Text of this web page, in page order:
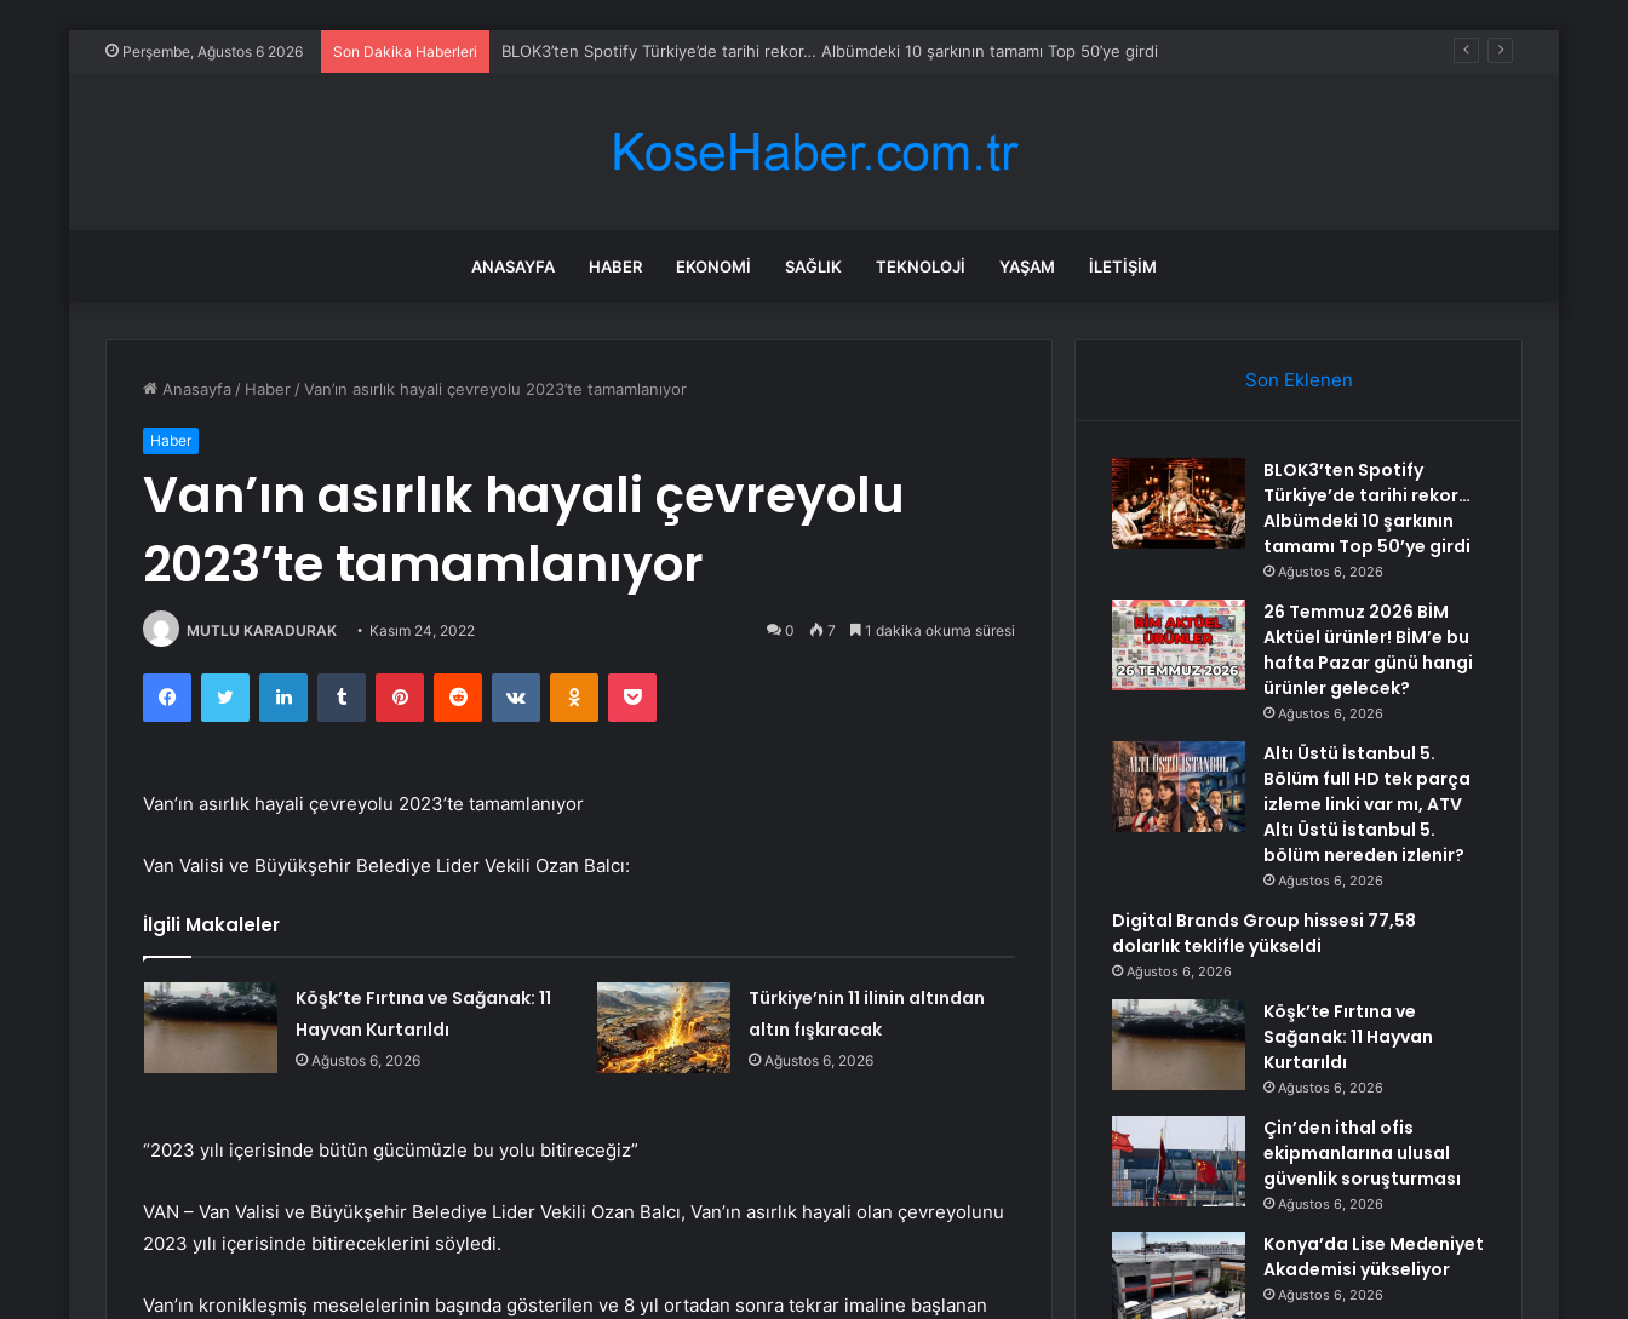
Perşembe, Ağustos 6 2026 Son Dakika Haberleri 26 Temmuz 2026 BİM Aktüel ürünler! BİM’e bu hafta Pazar günü hangi ürünler gelecek?
ANASAYFA HABER EKONOMI SAĞLIK TEKNOLOJI YAŞAM İLETIŞIM
Anasayfa / Haber /Van’ın asırlık hayali çevreyolu 2023’te tamamlanıyor
Haber
Van’ın asırlık hayali çevreyolu
2023’te tamamlanıyor
MUTLU KARADURAK Kasım 24, 2022 0 7 1 dakika okuma süresi
FacebookTwitter LinkedInTumblr PinterestReddit VKontakteOdnoklassniki
Pocket
Van’ın asırlık hayali çevreyolu 2023’te tamamlanıyor
Van Valisi ve Büyükşehir Belediye Lider Vekili Ozan Balcı:
İlgili Makaleler
Köşk’te Fırtına ve Sağanak: 11
Hayvan Kurtarıldı
Ağustos 6, 2026
Türkiye’nin 11 ilinin altından
altın fışkıracak
Ağustos 6, 2026
“2023 yılı içerisinde bütün gücümüzle bu yolu bitireceğiz”
VAN – Van Valisi ve Büyükşehir Belediye Lider Vekili Ozan Balcı, Van’ın asırlık hayali olan çevreyolunu
2023 yılı içerisinde bitireceklerini söyledi.
Van’ın kronikleşmiş meselelerinin başında gösterilen ve 8 yıl ortadan sonra tekrar imaline başlanan
Son Eklenen
BLOK3’ten Spotify
Türkiye’de tarihi rekor…
Albümdeki 10 şarkının
tamamı Top 50’ye girdi
Ağustos 6, 2026
26 Temmuz 2026 BİM
Aktüel ürünler! BİM’e bu
hafta Pazar günü hangi
ürünler gelecek?
Ağustos 6, 2026
Altı Üstü İstanbul 5.
Bölüm full HD tek parça
izleme linki var mı, ATV
Altı Üstü İstanbul 5.
bölüm nereden izlenir?
Ağustos 6, 2026
Digital Brands Group hissesi 77,58
dolarlık teklifle yükseldi
Ağustos 6, 2026
Köşk’te Fırtına ve
Sağanak: 11 Hayvan
Kurtarıldı
Ağustos 6, 2026
Çin’den ithal ofis
ekipmanlarına ulusal
güvenlik soruşturması
Ağustos 6, 2026
Konya’da Lise Medeniyet
Akademisi yükseliyor
Ağustos 6, 2026